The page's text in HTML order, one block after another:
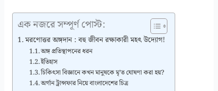
এক নজরে সম্পূর্ণ পোস্ট:
মরণোত্তর অঙ্গদান : বহু জীবন রক্ষাকারী মহৎ উদ্যোগ!
অঙ্গ প্রতিস্থাপনের ধরন
ইতিহাস
চিকিৎসা বিজ্ঞানে কখন মানুষকে মৃ’ত ঘোষণা করা হয়?
অর্গান ট্রান্সফার নিয়ে বাংলাদেশের চিত্র